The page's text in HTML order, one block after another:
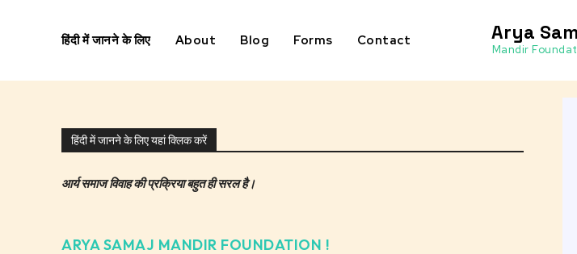
हिंदी में जानने के लिए About Blog Forms Contact Arya
Mandir
हिंदी में जानने के लिए यहां क्लिक करें
आर्य समाज विवाह की प्रक्रिया बहुत ही सरल है।
ARYA SAMAJ MANDIR FOUNDATION !